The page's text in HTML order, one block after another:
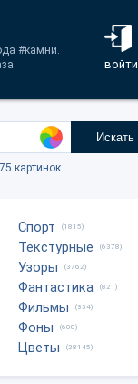
войти
#камни.
Искать
картинок
Спорт (1815)
Текстурные (6378)
Узоры (3762)
Фантастика (821)
Фильмы (334)
Фоны (608)
Цветы (28145)